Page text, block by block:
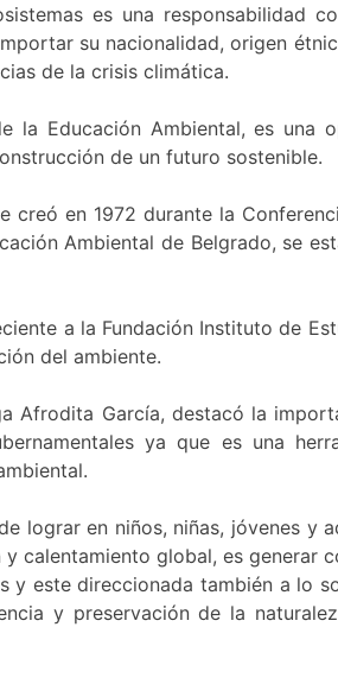
es una responsabilidad
su nacionalidad, origen
de la crisis climática.
Educación Ambiental, es una
de un futuro sostenible.
en 1972 durante la
Ambiental de Belgrado, se
a la Fundación Instituto de
del ambiente.
Afrodita García, destacó la
ya que es una
lograr en niños, niñas, jóvenes y
calentamiento global, es generar
este direccionada también a lo
y preservación de la